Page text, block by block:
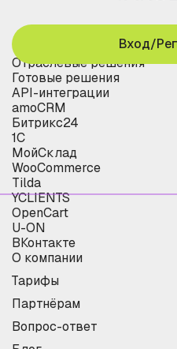
Отраслевые решения
Готовые решения
API-интеграции
amoCRM
Битрикс24
1С
МойСклад
WooCommerce
Tilda
YCLIENTS
OpenCart
U-ON
ВКонтакте
О компании
Тарифы
Партнёрам
Вопрос-ответ
Вход/